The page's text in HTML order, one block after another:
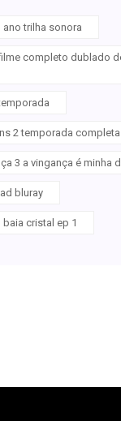
ano trilha sonora
completo dublado
2 temporada completa
3 a vingança é minha
bluray
cristal ep 1